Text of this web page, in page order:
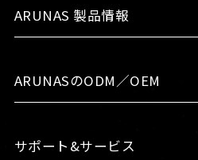
ARUNAS 製品情報
ARUNASのODM／OEM
サポート&サービス